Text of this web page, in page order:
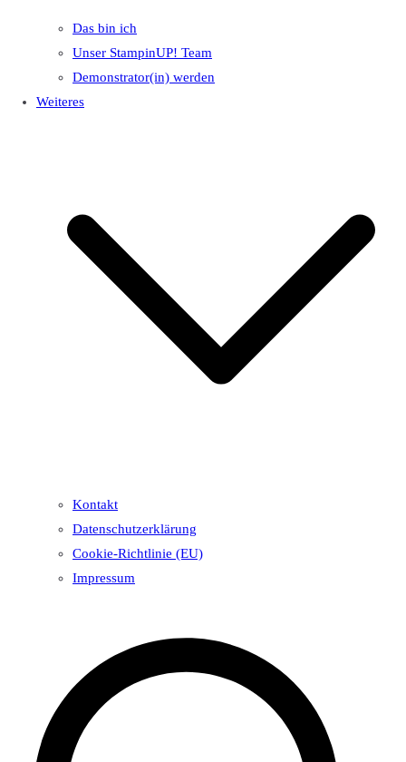
Das bin ich
Unser StampinUP! Team
Demonstrator(in) werden
Weiteres
Kontakt
Datenschutzerklärung
Cookie-Richtlinie (EU)
Impressum